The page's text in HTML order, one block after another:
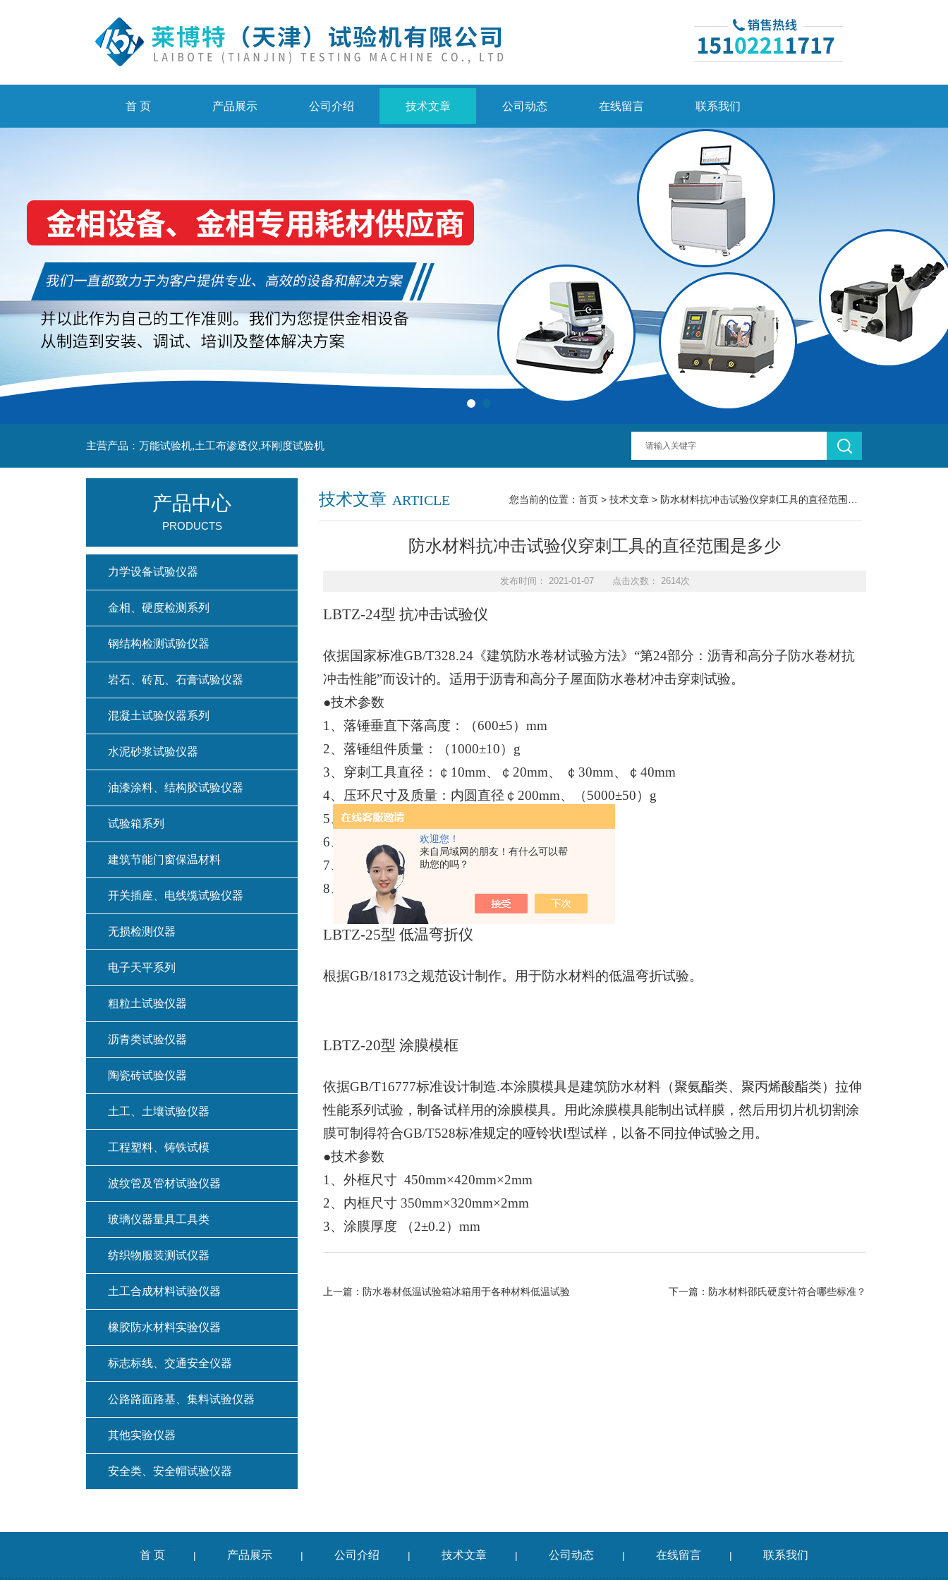
欢迎您！
来自局域网的朋友！有什么可以帮
助您的吗？
首 页 产品展示 公司介绍 技术文章 公司动态 在线留言 联系我们
主营产品：万能试验机,土工布渗透仪,环刚度试验机
技术文章 ARTICLE 您当前的位置： 首页 > 技术文章 > 防水材料抗冲击试验仪穿刺工具的直径范围是多少
防水材料抗冲击试验仪穿刺工具的直径范围是多少
发布时间： 2021-01-07 点击次数： 2614次
LBTZ-24型 抗冲击试验仪
依据国家标准GB/T328.24 《建筑防水卷材试验方法》“第24部分：沥青和高分子防水卷材抗
冲击性能”而设计的。适用于沥青和高分子屋面防水卷材冲击穿刺试验。
●技术参数
1 、落锤垂直下落高度：（600±5） mm
2、落锤组件质量：（1000±10） g
3、穿刺工具直径：￠ 10mm、￠ 20mm、 ￠ 30mm、￠ 40mm
4、压环尺寸及质量：内圆直径￠ 200mm、（5000±50） g
5、钢板尺寸：
6、聚苯乙烯板尺寸： 300mm
7、外型尺寸： 500×500×
8、整机重量：
LBTZ-25型 低温弯折仪
根据GB/18173之规范设计制作。用于防水材料的低温弯折试验。
LBTZ-20型 涂膜模框
依据GB/T16777标准设计制造.本涂膜模具是建筑防水材料（聚氨酯类、聚丙烯酸酯类）拉伸
性能系列试验，制备试样用的涂膜模具。用此涂膜模具能制出试样膜，然后用切片机切割涂
膜可制得符合GB/T528标准规定的哑铃状Ⅰ型试样，以备不同拉伸试验之用。
●技术参数
1 、外框尺寸 450mm×420mm×2mm
2、内框尺寸 350mm×320mm×2mm
3、涂膜厚度 （2±0.2） mm
下一篇： 防水材料邵氏硬度计符合哪些标准？
上一篇： 防水卷材低温试验箱冰箱用于各种材料低温试验
产品中心
PRODUCTS
力学设备试验仪器
金相、硬度检测系列
钢结构检测试验仪器
岩石、砖瓦、石膏试验仪器
混凝土试验仪器系列
水泥砂浆试验仪器
油漆涂料、结构胶试验仪器
试验箱系列
建筑节能门窗保温材料
开关插座、电线缆试验仪器
无损检测仪器
电子天平系列
粗粒土试验仪器
沥青类试验仪器
陶瓷砖试验仪器
土工、土壤试验仪器
工程塑料、铸铁试模
波纹管及管材试验仪器
玻璃仪器量具工具类
纺织物服装测试仪器
土工合成材料试验仪器
橡胶防水材料实验仪器
标志标线、交通安全仪器
公路路面路基、集料试验仪器
其他实验仪器
安全类、安全帽试验仪器
首 页 | 产品展示 | 公司介绍 | 技术文章 | 公司动态 | 在线留言 | 联系我们